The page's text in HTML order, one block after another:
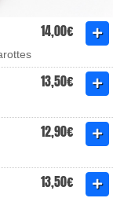
14,00€
13,50€
12,90€
13,50€